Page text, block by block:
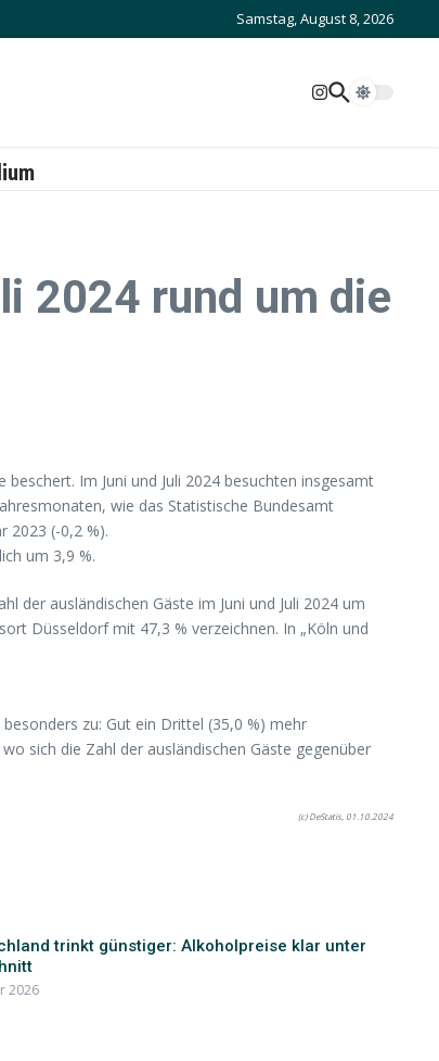
Samstag, August 8, 2026
2024 rund um die
Im Juni und Juli 2024 besuchten insgesamt
wie das Statistische Bundesamt
2023 (-0,2 %).
um 3,9 %.
der ausländischen Gäste im Juni und Juli 2024 um
Düsseldorf mit 47,3 % verzeichnen. In „Köln und
zu: Gut ein Drittel (35,0 %) mehr
sich die Zahl der ausländischen Gäste gegenüber
(c) DeStatis, 01.10.2024
trinkt günstiger: Alkoholpreise klar unter
2026